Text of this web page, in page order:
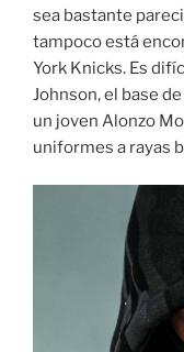
sea bastante
tampoco está
York Knicks. Es
Johnson, el base
un joven Alonzo
uniformes a rayas